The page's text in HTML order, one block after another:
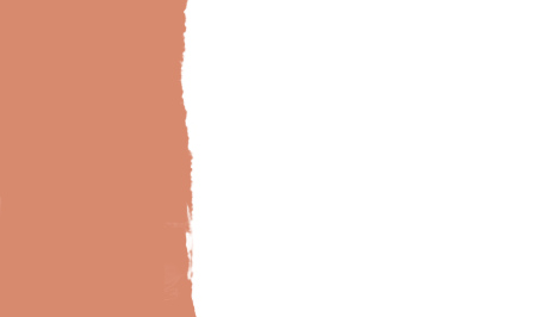
Bild-Brillux_0001_BX_Metallico-silber-Shop